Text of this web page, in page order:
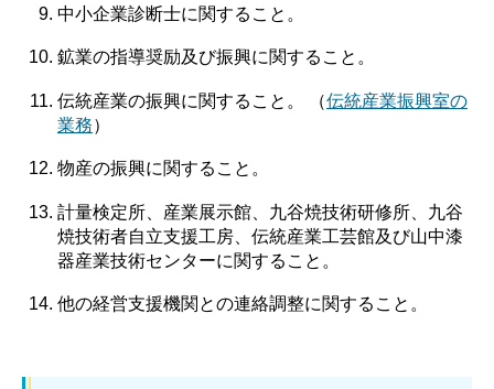
中小企業診断士に関すること。
鉱業の指導奨励及び振興に関すること。
伝統産業の振興に関すること。 （伝統産業振興室の
業務）
物産の振興に関すること。
計量検定所、産業展示館、九谷焼技術研修所、九谷
焼技術者自立支援工房、伝統産業工芸館及び山中漆
器産業技術センターに関すること。
他の経営支援機関との連絡調整に関すること。